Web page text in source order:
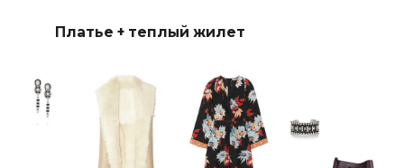
Платье + теплый жилет